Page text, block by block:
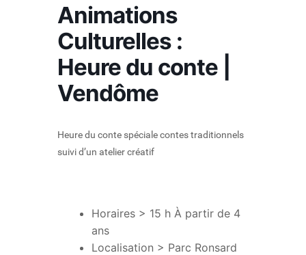
Animations
Culturelles :
Heure du conte |
Vendôme
Heure du conte spéciale contes traditionnels
suivi d’un atelier créatif
Horaires > 15 h À partir de 4
ans
Localisation > Parc Ronsard